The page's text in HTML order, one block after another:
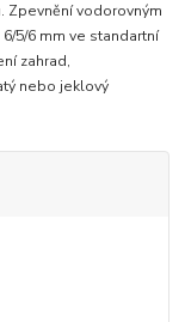
Zpevnění vodorovným
5/6 mm ve standartní
zahrad,
nebo jeklový